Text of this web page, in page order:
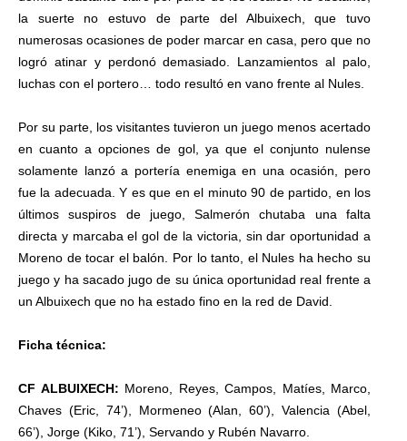
la suerte no estuvo de parte del Albuixech, que tuvo
numerosas ocasiones de poder marcar en casa, pero que no
logró atinar y perdonó demasiado. Lanzamientos al palo,
luchas con el portero… todo resultó en vano frente al Nules.
Por su parte, los visitantes tuvieron un juego menos acertado
en cuanto a opciones de gol, ya que el conjunto nulense
solamente lanzó a portería enemiga en una ocasión, pero
fue la adecuada. Y es que en el minuto 90 de partido, en los
últimos suspiros de juego, Salmerón chutaba una falta
directa y marcaba el gol de la victoria, sin dar oportunidad a
Moreno de tocar el balón. Por lo tanto, el Nules ha hecho su
juego y ha sacado jugo de su única oportunidad real frente a
un Albuixech que no ha estado fino en la red de David.
Ficha técnica:
CF ALBUIXECH: Moreno, Reyes, Campos, Matíes, Marco,
Chaves (Eric, 74’), Mormeneo (Alan, 60’), Valencia (Abel,
66’), Jorge (Kiko, 71’), Servando y Rubén Navarro.